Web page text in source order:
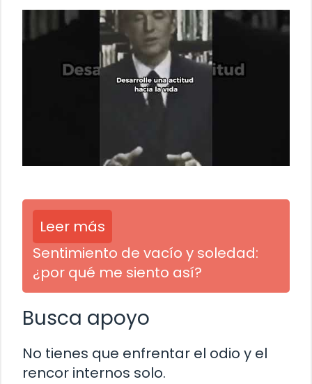
Leer más
Sentimiento de vacío y soledad:
¿por qué me siento así?
Busca apoyo
No tienes que enfrentar el odio y el
rencor internos solo.